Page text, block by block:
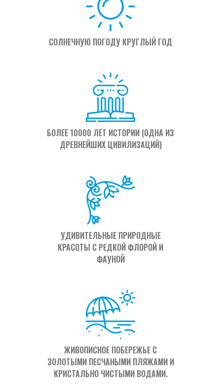
СОЛНЕЧНУЮ ПОГОДУ КРУГЛЫЙ ГОД
БОЛЕЕ 10000 ЛЕТ ИСТОРИИ (ОДНА ИЗ
ДРЕВНЕЙШИХ ЦИВИЛИЗАЦИЙ)
УДИВИТЕЛЬНЫЕ ПРИРОДНЫЕ
КРАСОТЫ С РЕДКОЙ ФЛОРОЙ И
ФАУНОЙ
ЖИВОПИСНОЕ ПОБЕРЕЖЬЕ С
ЗОЛОТЫМИ ПЕСЧАНЫМИ ПЛЯЖАМИ И
КРИСТАЛЬНО ЧИСТЫМИ ВОДАМИ.